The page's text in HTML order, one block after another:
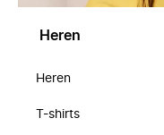
Heren
Heren
T-shirts